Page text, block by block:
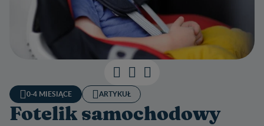
0-4 MIESIĄCE ARTYKUŁ
Fotelik samochodowy